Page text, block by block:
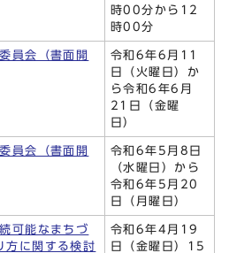
時00分から12
時00分
員会（書面開
令和6年6月11
日（火曜日）か
ら令和6年6月
21日（金曜
日）
員会（書面開
令和6年5月8日
（水曜日）から
令和6年5月20
日（月曜日）
可能なまちづ
方に関する検討
令和6年4月19
日（金曜日）15